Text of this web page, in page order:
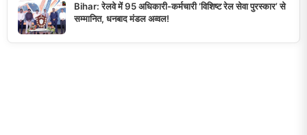
Bihar: रेलवे में 95 अधिकारी-कर्मचारी ‘विशिष्ट रेल सेवा पुरस्कार’ से
सम्मानित, धनबाद मंडल अव्वल!